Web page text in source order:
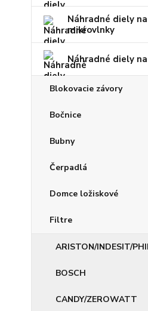
Náhradné diely na
mikrovlnky
Náhradné diely
Blokovacie závory
Bočnice
Bubny
Čerpadlá
Domce ložiskové
Filtre
ARISTON/INDESIT/
BOSCH
CANDY/ZEROWATT